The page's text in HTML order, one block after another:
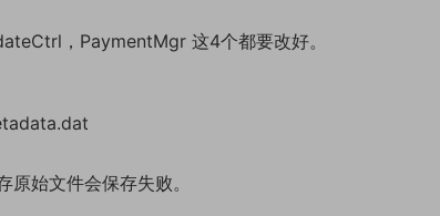
，PaymentMgr 这4个都要改好。
始文件会保存失败。